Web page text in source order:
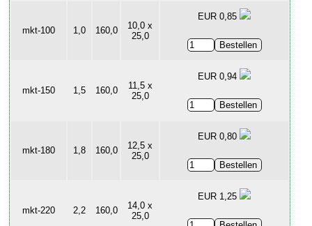
mkt-100 1,0 160,0
10,0 x
25,0
EUR 0,85
mkt-150 1,5 160,0
11,5 x
25,0
EUR 0,94
mkt-180 1,8 160,0
12,5 x
25,0
EUR 0,80
mkt-220 2,2 160,0
14,0 x
25,0
EUR 1,25